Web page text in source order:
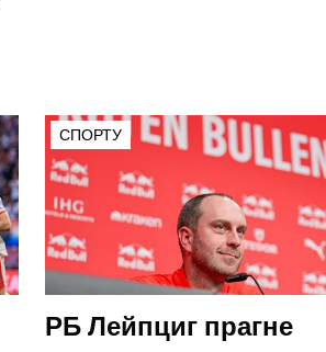
СПОРТУ
РБ Лейпциг прагне